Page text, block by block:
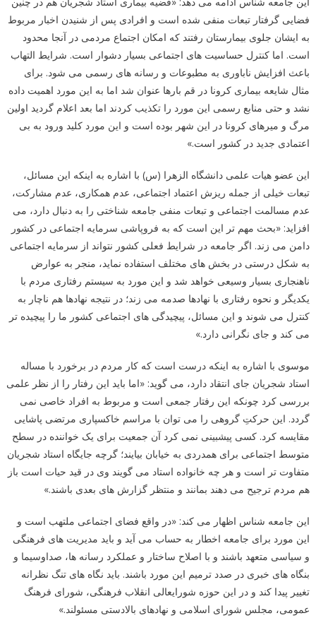
فضایی گرفتار تبعات منفی شده است و افرادی پس از شنیدن اخبار مربوط
به ایشان جلوی بیمارستان رفتند که امکان اجتماع مردمی در آنجا محدود
است. اما کنترل حساسیت های اجتماعی بسیار دشوار است. شرایط التهاب
باعث افزایش ناباوری به مطبوعات و رسانه های رسمی می شود. برای
مثال شایعه بیماری کرونا در قم بارها عنوان شد اما به این مورد اهمیت داده
نشد و حتی منابع رسمی این مورد را تکذیب کردند اما بعد اعلام گردید اولین
مرگ و میرهای کرونا در این شهر بوده است و این مورد کلید ورود به بی
اعتمادی جدید در کشور است.»
این عضو هیات علمی دانشگاه الزهرا (س) با اشاره به اینکه این مسائل،
تبعات خیلی از جمله ریزش اعتماد اجتماعی، عدم همکاری، عدم مشارکت،
عدم مسالمت اجتماعی و تبعات منفی جامعه شناختی را به دنبال دارد، می
افزاید: «بحث مهم تر این است که به فروپاشی سرمایه اجتماعی در کشور
دامن می زند. اگر جامعه در شرایط فعلی کشور نتواند از سرمایه اجتماعی
به شکل درستی در بخش های مختلف استفاده نماید، منجر به عوارض
ناهنجاری بسیار وسیعی خواهد شد و این مورد به سیستم رفتاری مردم با
یکدیگر و نحوه رفتاری با نهادها صدمه می زند؛ در نتیجه نهادها هم ناچار به
کنترل می شوند و این مسائل، پیچیدگی های اجتماعی کشور ما را پیچیده تر
می کند و جای نگرانی دارد.»
موسوی با اشاره به اینکه درست است که کار مردم در برخورد با مساله
استاد شجریان جای انتقاد دارد، می گوید: «اما باید این رفتار را از نظر علمی
بررسی کرد چونکه این رفتار جمعی است و مربوط به افراد خاصی نمی
گردد. این حرکتِ گروهی را می توان با مراسم خاکسپاری مرتضی پاشایی
مقایسه کرد. کسی پیشبینی نمی کرد آن جمعیت برای یک خواننده در سطح
متوسط اجتماعی برای همدردی به خیابان بیایند؛ گرچه جایگاه استاد شجریان
متفاوت تر است و هر چه خانواده استاد می گویند وی در قید حیات است باز
هم مردم ترجیح می دهند بمانند و منتظر گزارش های بعدی باشند.»
این جامعه شناس اظهار می کند: «در واقع فضای اجتماعی ملتهب است و
این مورد برای جامعه اخطار به حساب می آید و باید مدیریت های فرهنگی
و سیاسی متعهد باشند و با اصلاح ساختار و عملکرد رسانه ها، صداوسیما و
بنگاه های خبری در صدد ترمیم این مورد باشند. باید نگاه های تنگ نظرانه
تغییر پیدا کند و در این حوزه شورایعالی انقلاب فرهنگی، شورای فرهنگ
عمومی، مجلس شورای اسلامی و نهادهای بالادستی مسئولند.»